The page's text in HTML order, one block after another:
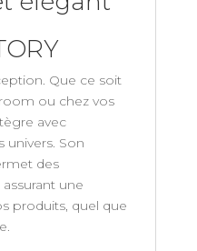
Que ce soit
ou chez vos
avec
univers. Son
des
une
produits, quel que